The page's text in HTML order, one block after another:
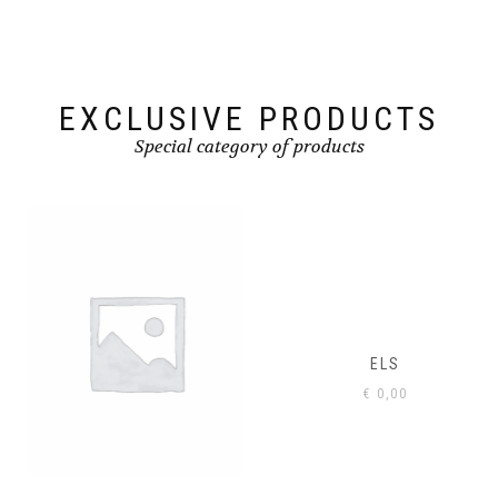
EXCLUSIVE PRODUCTS
Special category of products
ELS
0,00